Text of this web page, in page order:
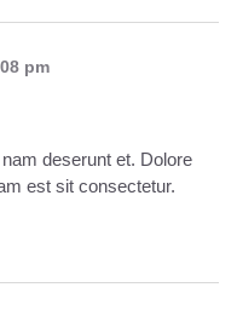
pm
deserunt et. Dolore
est sit consectetur.